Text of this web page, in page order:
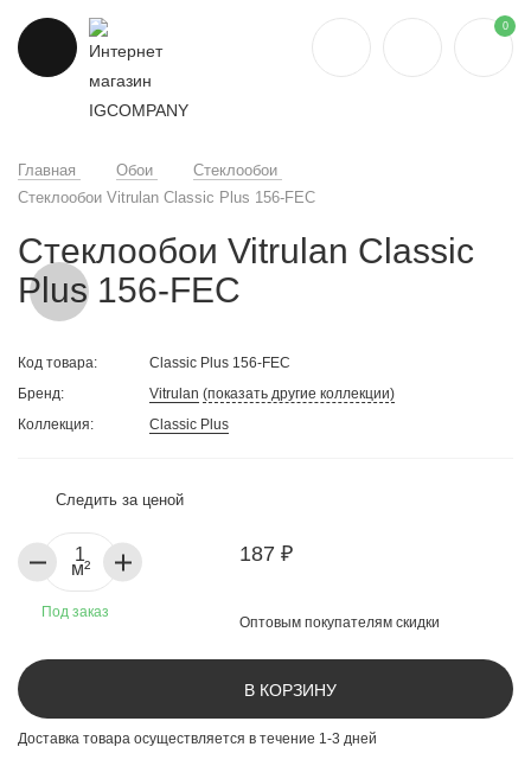
0
Главная Обои
Стеклообои
Стеклообои Vitrulan Classic Plus 156-FEC
Стеклообои Vitrulan Classic
Plus 156-FEC
Код товара:
Classic Plus 156-FEC
Бренд:
Vitrulan (показать другие коллекции)
Коллекция:
Classic Plus
Следить за ценой
187 ₽
Оптовым покупателям скидки
м²
Под заказ
В КОРЗИНУ
Доставка товара осуществляется в течение 1-3 дней